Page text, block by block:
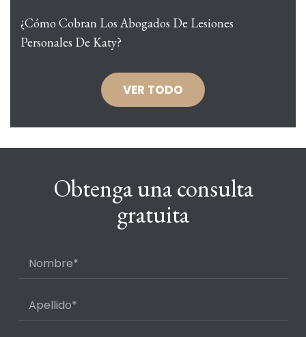
¿Cómo Cobran Los Abogados De Lesiones
Personales De Katy?
VER TODO
Obtenga una consulta
gratuita